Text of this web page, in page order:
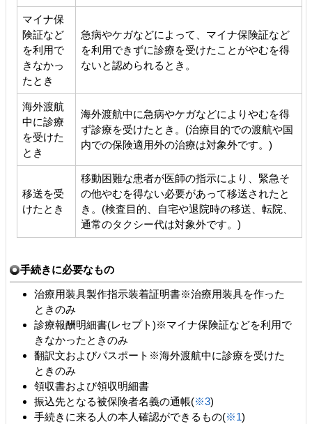
マイナ保
険証など
を利用で
きなかっ
たとき
急病やケガなどによって、マイナ保険証など
を利用できずに診療を受けたことがやむを得
ないと認められるとき。
海外渡航
中に診療
を受けた
とき
海外渡航中に急病やケガなどによりやむを得
ず診療を受けたとき。(治療目的での渡航や国
内での保険適用外の治療は対象外です。)
移送を受
けたとき
移動困難な患者が医師の指示により、緊急そ
の他やむを得ない必要があって移送されたと
き。(検査目的、自宅や退院時の移送、転院、
通常のタクシー代は対象外です。)
手続きに必要なもの
治療用装具製作指示装着証明書※治療用装具を作った
ときのみ
診療報酬明細書(レセプト)※マイナ保険証などを利用で
きなかったときのみ
翻訳文およびパスポート※海外渡航中に診療を受けた
ときのみ
領収書および領収明細書
振込先となる被保険者名義の通帳(※3)
手続きに来る人の本人確認ができるもの(※1)